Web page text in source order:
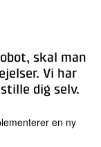
skal man
Vi har
dig selv.
en ny